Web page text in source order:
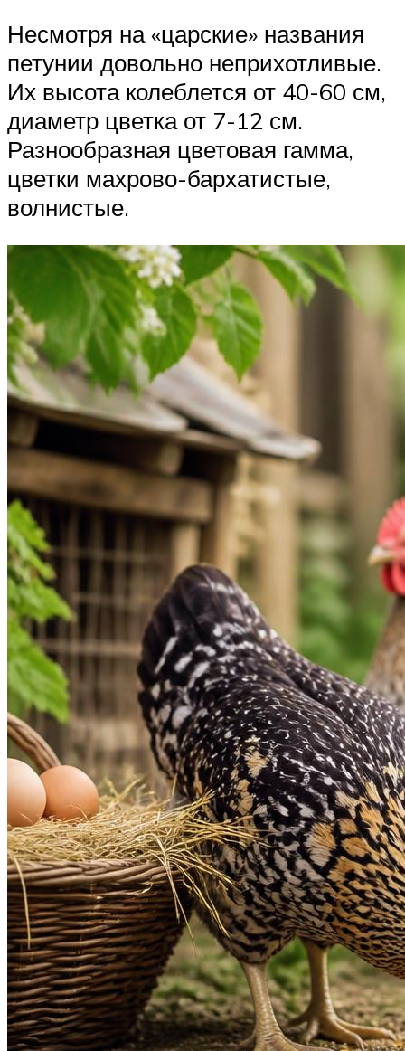
Несмотря на «царские» названия
петунии довольно неприхотливые.
Их высота колеблется от 40-60 см,
диаметр цветка от 7-12 см.
Разнообразная цветовая гамма,
цветки махрово-бархатистые,
волнистые.